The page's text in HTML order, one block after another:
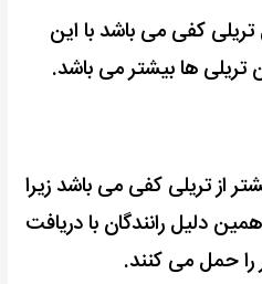
تریلی کفی می باشد با این
تریلی ها بیشتر می باشد.
از تریلی کفی می باشد زیرا
دلیل رانندگان با دریافت
را حمل می کنند.